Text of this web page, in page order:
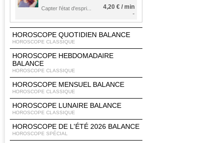
Capter l'état d'espri...
4,20 € / min
-
HOROSCOPE QUOTIDIEN BALANCE
HOROSCOPE CLASSIQUE
HOROSCOPE HEBDOMADAIRE
BALANCE
HOROSCOPE CLASSIQUE
HOROSCOPE MENSUEL BALANCE
HOROSCOPE CLASSIQUE
HOROSCOPE LUNAIRE BALANCE
HOROSCOPE CLASSIQUE
HOROSCOPE DE L'ÉTÉ 2026 BALANCE
HOROSCOPE SPÉCIAL